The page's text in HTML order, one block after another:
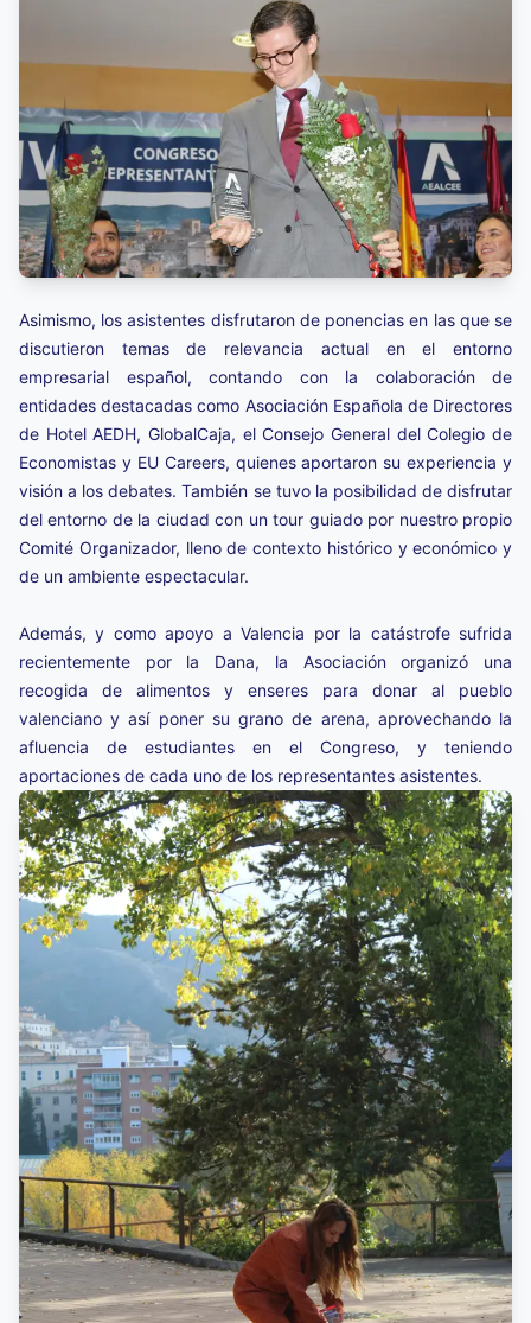
Asimismo, los asistentes disfrutaron de ponencias en las que se
discutieron temas de relevancia actual en el entorno
empresarial español, contando con la colaboración de
entidades destacadas como Asociación Española de Directores
de Hotel AEDH, GlobalCaja, el Consejo General del Colegio de
Economistas y EU Careers, quienes aportaron su experiencia y
visión a los debates. También se tuvo la posibilidad de disfrutar
del entorno de la ciudad con un tour guiado por nuestro propio
Comité Organizador, lleno de contexto histórico y económico y
de un ambiente espectacular.
Además, y como apoyo a Valencia por la catástrofe sufrida
recientemente por la Dana, la Asociación organizó una
recogida de alimentos y enseres para donar al pueblo
valenciano y así poner su grano de arena, aprovechando la
afluencia de estudiantes en el Congreso, y teniendo
aportaciones de cada uno de los representantes asistentes.